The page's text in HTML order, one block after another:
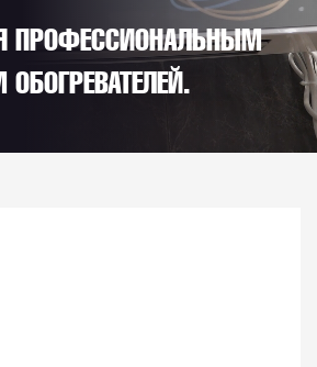
ПРОФЕССИОНАЛЬНЫМ